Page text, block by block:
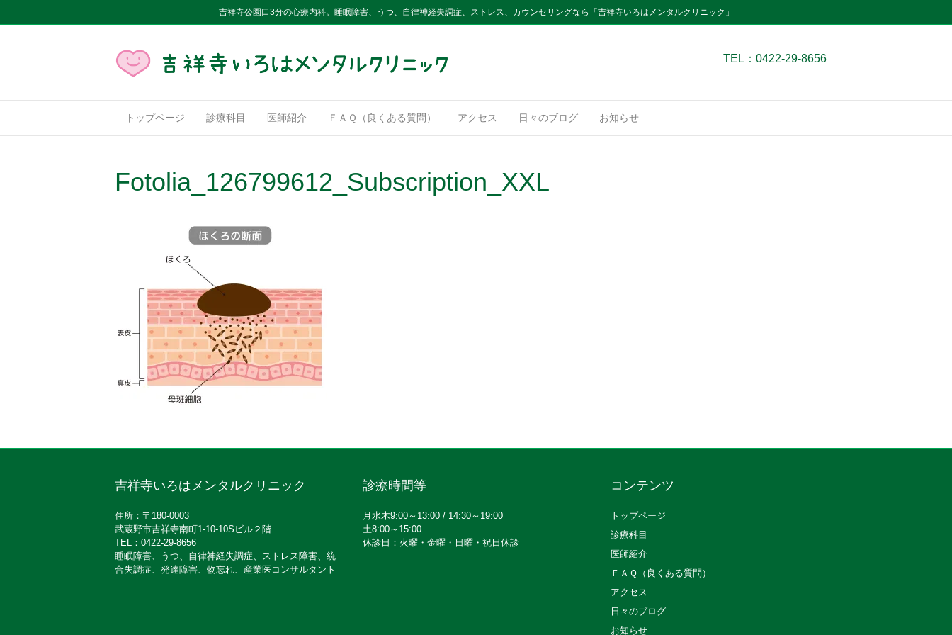
吉祥寺公園口3分の心療内科。睡眠障害、うつ、自律神経失調症、ストレス、カウンセリングなら「吉祥寺いろはメンタルクリニック」
TEL：0422-29-8656
トップページ 診療科目 医師紹介 ＦＡＱ（良くある質問） アクセス 日々のブログ お知らせ
Fotolia_126799612_Subscription_XXL
吉祥寺いろはメンタルクリニック
住所：〒180-0003
武蔵野市吉祥寺南町1-10-10Sビル２階
TEL：0422-29-8656
睡眠障害、うつ、自律神経失調症、ストレス障害、統
合失調症、発達障害、物忘れ、産業医コンサルタント
診療時間等
月水木9:00～13:00 / 14:30～19:00
土8:00～15:00
休診日：火曜・金曜・日曜・祝日休診
コンテンツ
トップページ
診療科目
医師紹介
ＦＡＱ（良くある質問）
アクセス
日々のブログ
お知らせ